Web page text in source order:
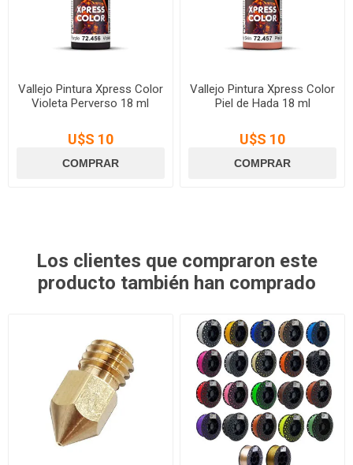
Vallejo Pintura Xpress Color
Violeta Perverso 18 ml
U$S 10
Vallejo Pintura Xpress Color
Piel de Hada 18 ml
U$S 10
Los clientes que compraron este
producto también han comprado